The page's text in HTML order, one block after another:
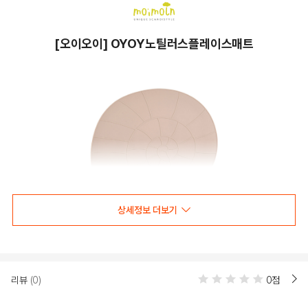
[오이오이] OYOY노틸러스플레이스매트
상세정보 더보기
리뷰 (0) 0점